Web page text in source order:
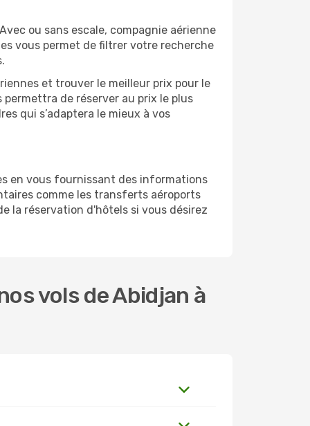
ou sans escale, compagnie aérienne
vous permet de filtrer votre recherche
et trouver le meilleur prix pour le
de réserver au prix le plus
qui s’adaptera le mieux à vos
en vous fournissant des informations
comme les transferts aéroports
la réservation d'hôtels si vous désirez
vols de Abidjan à